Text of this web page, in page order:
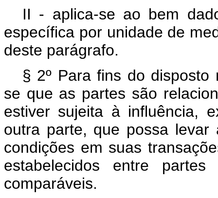
II - aplica-se ao bem
específica por unidade de
deste parágrafo.
§ 2º Para fins do disposto
se que as partes são
estiver sujeita à influência,
outra parte, que possa
condições em suas
estabelecidos entre
comparáveis.